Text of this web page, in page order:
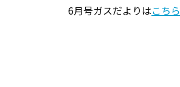
6月号ガスだよりはこちら